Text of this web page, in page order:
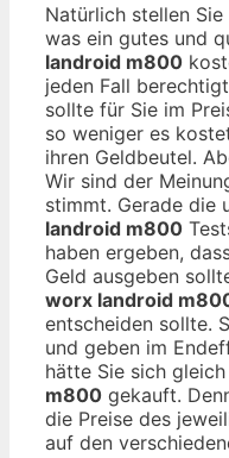
Natürlich stellen
was ein gutes und
landroid m800
jeden Fall
sollte für Sie im
so weniger es
ihren Geldbeutel.
Wir sind der
stimmt. Gerade die
landroid m800
haben ergeben,
Geld ausgeben
worx landroid
entscheiden sollte.
und geben im
hätte Sie sich
m800 gekauft.
die Preise des
auf den